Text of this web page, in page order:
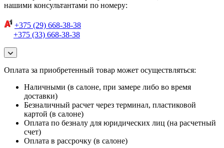
нашими консультантами по номеру:
+375 (29) 668-38-38
+375 (33) 668-38-38
Оплата за приобретенный товар может осуществляться:
Наличными (в салоне, при замере либо во время
доставки)
Безналичный расчет через терминал, пластиковой
картой (в салоне)
Оплата по безналу для юридических лиц (на расчетный
счет)
Оплата в рассрочку (в салоне)